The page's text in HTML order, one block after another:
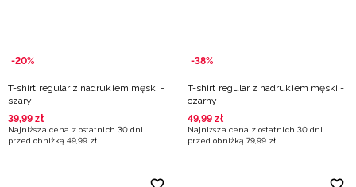
-20%
T-shirt regular z nadrukiem męski -
szary
39,99 zł
Najniższa cena z ostatnich 30 dni
przed obniżką 49,99 zł
-38%
T-shirt regular z nadrukiem męski -
czarny
49,99 zł
Najniższa cena z ostatnich 30 dni
przed obniżką 79,99 zł